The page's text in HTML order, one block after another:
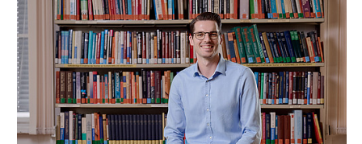
Sie diesen
Link.
Zum
Inhalt
(Zugriffstaste
1)